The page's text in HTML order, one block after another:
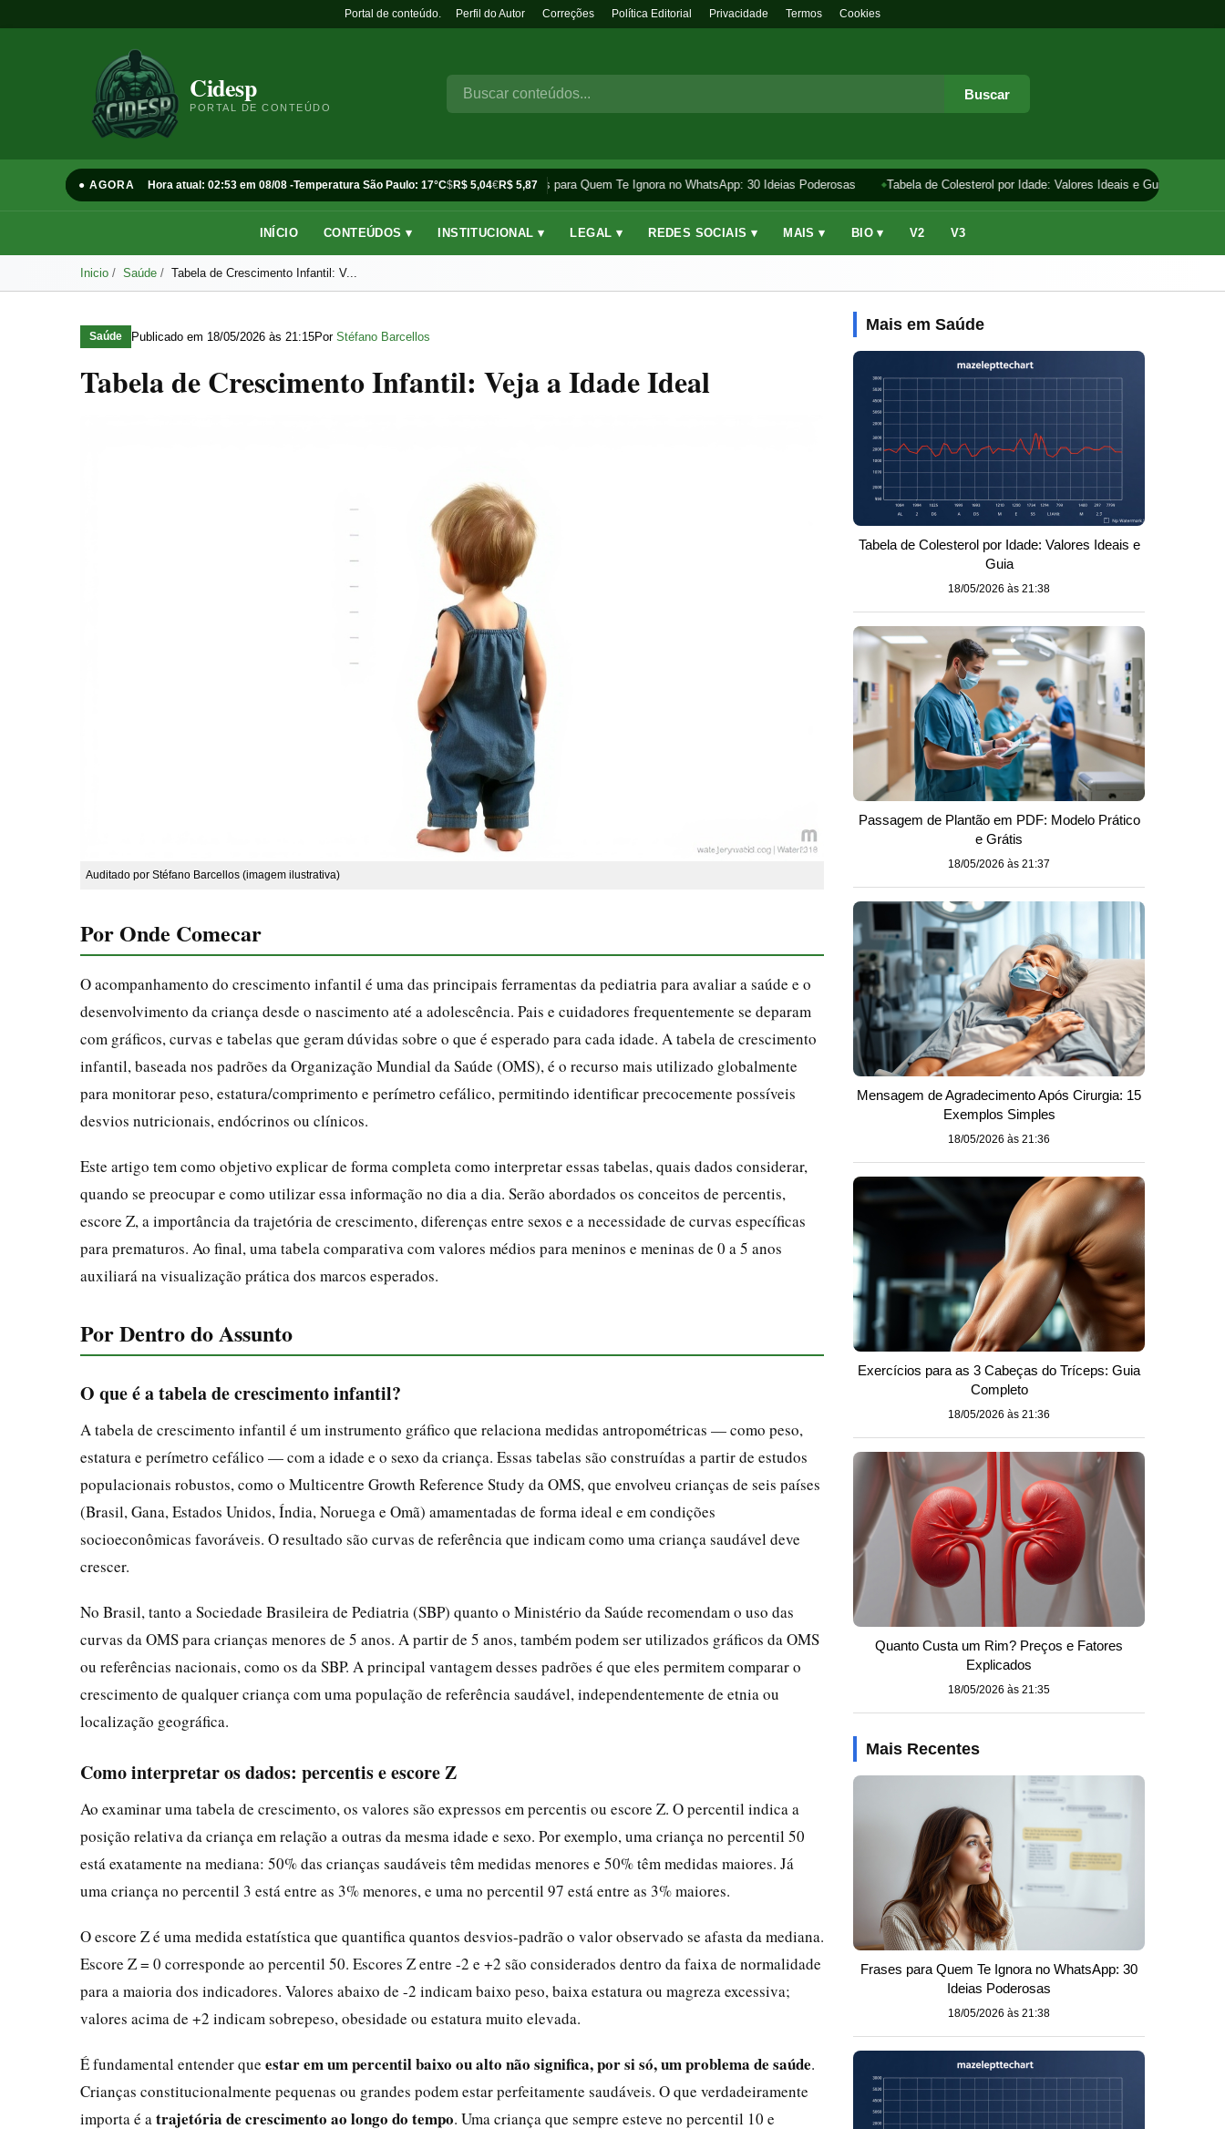
Portal de conteúdo. Perfil do Autor Correções Política Editorial Privacidade Termos Cookies
Cidesp
PORTAL DE CONTEÚDO
Buscar
● AGORA Hora atual: 02:53 em 08/08 -Temperatura São Paulo: 17°C$R$ 5,04€R$ 5,87
Frases para Quem Te Ignora no WhatsApp: 30 Ideias Poderosas Tabela de Colesterol por Idade: Valores Ideais e Guia
INÍCIO CONTEÚDOS ▾ INSTITUCIONAL ▾ LEGAL ▾ REDES SOCIAIS ▾ MAIS ▾ BIO ▾ V2 V3
Inicio Saúde Tabela de Crescimento Infantil: V...
Saúde Publicado em 18/05/2026 às 21:15Por Stéfano Barcellos
Tabela de Crescimento Infantil: Veja a Idade Ideal
Auditado por Stéfano Barcellos (imagem ilustrativa)
Por Onde Comecar
O acompanhamento do crescimento infantil é uma das principais ferramentas da pediatria para avaliar a saúde e o
desenvolvimento da criança desde o nascimento até a adolescência. Pais e cuidadores frequentemente se deparam
com gráficos, curvas e tabelas que geram dúvidas sobre o que é esperado para cada idade. A tabela de crescimento
infantil, baseada nos padrões da Organização Mundial da Saúde (OMS), é o recurso mais utilizado globalmente
para monitorar peso, estatura/comprimento e perímetro cefálico, permitindo identificar precocemente possíveis
desvios nutricionais, endócrinos ou clínicos.
Este artigo tem como objetivo explicar de forma completa como interpretar essas tabelas, quais dados considerar,
quando se preocupar e como utilizar essa informação no dia a dia. Serão abordados os conceitos de percentis,
escore Z, a importância da trajetória de crescimento, diferenças entre sexos e a necessidade de curvas específicas
para prematuros. Ao final, uma tabela comparativa com valores médios para meninos e meninas de 0 a 5 anos
auxiliará na visualização prática dos marcos esperados.
Por Dentro do Assunto
O que é a tabela de crescimento infantil?
A tabela de crescimento infantil é um instrumento gráfico que relaciona medidas antropométricas — como peso,
estatura e perímetro cefálico — com a idade e o sexo da criança. Essas tabelas são construídas a partir de estudos
populacionais robustos, como o Multicentre Growth Reference Study da OMS, que envolveu crianças de seis países
(Brasil, Gana, Estados Unidos, Índia, Noruega e Omã) amamentadas de forma ideal e em condições
socioeconômicas favoráveis. O resultado são curvas de referência que indicam como uma criança saudável deve
crescer.
No Brasil, tanto a Sociedade Brasileira de Pediatria (SBP) quanto o Ministério da Saúde recomendam o uso das
curvas da OMS para crianças menores de 5 anos. A partir de 5 anos, também podem ser utilizados gráficos da OMS
ou referências nacionais, como os da SBP. A principal vantagem desses padrões é que eles permitem comparar o
crescimento de qualquer criança com uma população de referência saudável, independentemente de etnia ou
localização geográfica.
Como interpretar os dados: percentis e escore Z
Ao examinar uma tabela de crescimento, os valores são expressos em percentis ou escore Z. O percentil indica a
posição relativa da criança em relação a outras da mesma idade e sexo. Por exemplo, uma criança no percentil 50
está exatamente na mediana: 50% das crianças saudáveis têm medidas menores e 50% têm medidas maiores. Já
uma criança no percentil 3 está entre as 3% menores, e uma no percentil 97 está entre as 3% maiores.
O escore Z é uma medida estatística que quantifica quantos desvios-padrão o valor observado se afasta da mediana.
Escore Z = 0 corresponde ao percentil 50. Escores Z entre -2 e +2 são considerados dentro da faixa de normalidade
para a maioria dos indicadores. Valores abaixo de -2 indicam baixo peso, baixa estatura ou magreza excessiva;
valores acima de +2 indicam sobrepeso, obesidade ou estatura muito elevada.
É fundamental entender que estar em um percentil baixo ou alto não significa, por si só, um problema de saúde.
Crianças constitucionalmente pequenas ou grandes podem estar perfeitamente saudáveis. O que verdadeiramente
importa é a trajetória de crescimento ao longo do tempo. Uma criança que sempre esteve no percentil 10 e
Mais em Saúde
Tabela de Colesterol por Idade: Valores Ideais e
Guia
18/05/2026 às 21:38
Passagem de Plantão em PDF: Modelo Prático
e Grátis
18/05/2026 às 21:37
Mensagem de Agradecimento Após Cirurgia: 15
Exemplos Simples
18/05/2026 às 21:36
Exercícios para as 3 Cabeças do Tríceps: Guia
Completo
18/05/2026 às 21:36
Quanto Custa um Rim? Preços e Fatores
Explicados
18/05/2026 às 21:35
Mais Recentes
Frases para Quem Te Ignora no WhatsApp: 30
Ideias Poderosas
18/05/2026 às 21:38